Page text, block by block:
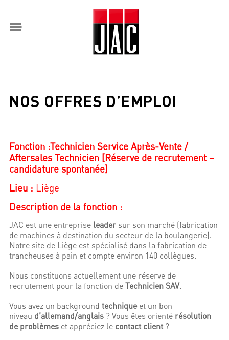
NOS OFFRES D’EMPLOI
Fonction :Technicien Service Après-Vente /
Aftersales Technicien [Réserve de recrutement –
candidature spontanée]
Lieu : Liège
Description de la fonction :
JAC est une entreprise leadersur son marché (fabrication
de machines à destination du secteur de la boulangerie).
Notre site de Liège est spécialisé dans la fabrication de
trancheuses à pain et compte environ 140 collègues.
Nous constituons actuellement une réserve de
recrutement pour la fonction de Technicien SAV.
Vous avez un background technique et un bon
niveau d’allemand/anglais ? Vous êtes orienté résolution
de problèmes et appréciez le contact client ?